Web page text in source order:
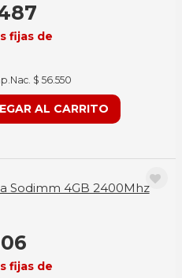
fijas de
$ 56.550
AL CARRITO
Sodimm 4GB 2400Mhz
fijas de